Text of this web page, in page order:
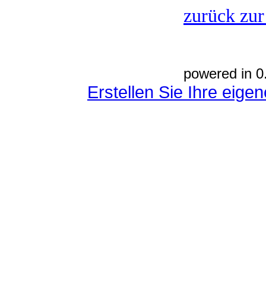
zurück
powered in
Erstellen Sie Ihre